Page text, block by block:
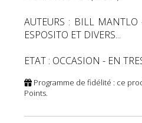
AUTEURS : BILL
ESPOSITO ET DIVERS...
ETAT : OCCASION - EN
Programme de fidélité : ce
Points.